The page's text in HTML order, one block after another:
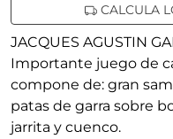
CALCULA
JACQUES AGUSTIN
Importante juego de
compone de: gran
patas de garra sobre
jarrita y cuenco.